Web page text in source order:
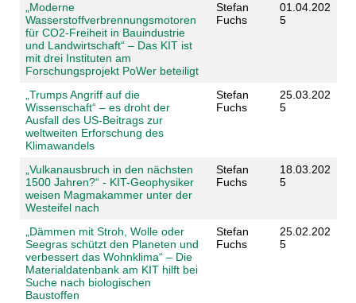
„Moderne
Wasserstoffverbrennungsmotoren
für CO2-Freiheit in Bauindustrie
und Landwirtschaft“ – Das KIT ist
mit drei Instituten am
Forschungsprojekt PoWer beteiligt
Stefan
Fuchs
01.04.202
5
„Trumps Angriff auf die
Wissenschaft“ – es droht der
Ausfall des US-Beitrags zur
weltweiten Erforschung des
Klimawandels
Stefan
Fuchs
25.03.202
5
„Vulkanausbruch in den nächsten
1500 Jahren?“ - KIT-Geophysiker
weisen Magmakammer unter der
Westeifel nach
Stefan
Fuchs
18.03.202
5
„Dämmen mit Stroh, Wolle oder
Seegras schützt den Planeten und
verbessert das Wohnklima“ – Die
Materialdatenbank am KIT hilft bei
Suche nach biologischen
Baustoffen
Stefan
Fuchs
25.02.202
5